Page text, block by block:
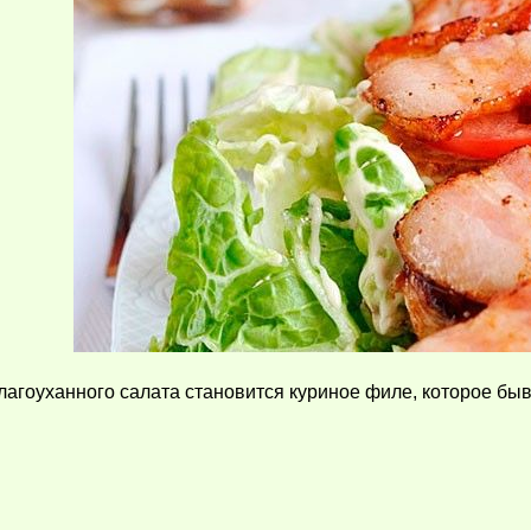
салата становится куриное филе, которое